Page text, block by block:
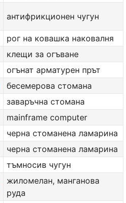
антифрикционен чугун
рог на ковашка наковалня
клещи за огъване
огънат арматурен прът
бесемерова стомана
заваръчна стомана
mainframe computer
черна стоманена ламарина
черна стоманена ламарина
тъмносив чугун
жиломелан, манганова
руда